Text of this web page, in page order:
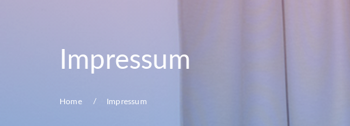
Impressum
Home Impressum